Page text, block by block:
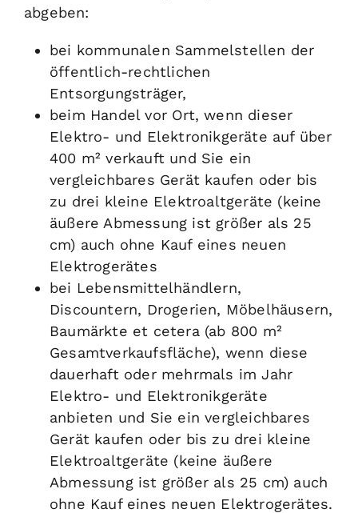
abgeben:
bei kommunalen Sammelstellen der
öffentlich-rechtlichen
Entsorgungsträger,
beim Handel vor Ort, wenn dieser
Elektro- und Elektronikgeräte auf über
400 m² verkauft und Sie ein
vergleichbares Gerät kaufen oder bis
zu drei kleine Elektroaltgeräte (keine
äußere Abmessung ist größer als 25
cm) auch ohne Kauf eines neuen
Elektrogerätes
bei Lebensmittelhändlern,
Discountern, Drogerien, Möbelhäusern,
Baumärkte et cetera(ab 800 m²
Gesamtverkaufsfläche), wenn diese
dauerhaft oder mehrmals im Jahr
Elektro- und Elektronikgeräte
anbieten und Sie ein vergleichbares
Gerät kaufen oder bis zu drei kleine
Elektroaltgeräte (keine äußere
Abmessung ist größer als 25 cm) auch
ohne Kauf eines neuen Elektrogerätes.